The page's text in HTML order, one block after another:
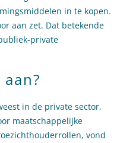
in te kopen.
aan zet. Dat betekende
private
in de private sector,
maatschappelijke
vond